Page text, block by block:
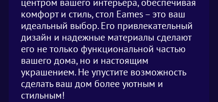
комфорт и стиль, стол Eames – это ваш
идеальный выбор. Его привлекательный
дизайн и надежные материалы сделают
его не только функциональной частью
вашего дома, но и настоящим
украшением. Не упустите возможность
сделать ваш дом более уютным и
стильным!